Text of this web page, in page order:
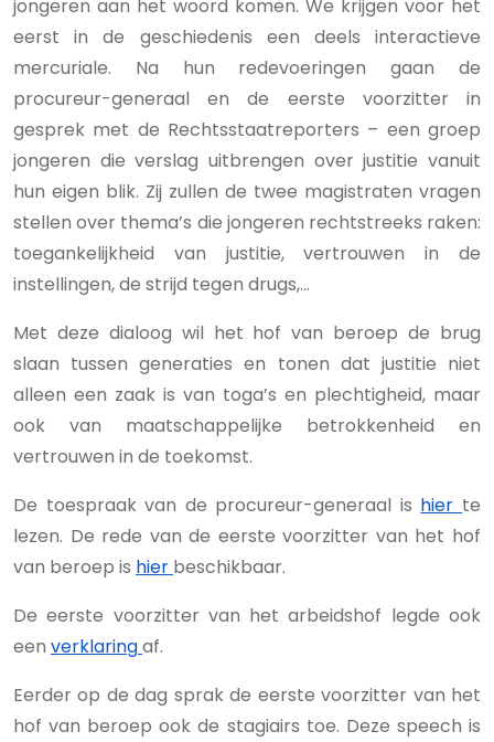
jongeren aan het woord komen. We krijgen voor het
eerst in de geschiedenis een deels interactieve
mercuriale. Na hun redevoeringen gaan de
procureur-generaal en de eerste voorzitter in
gesprek met de Rechtsstaatreporters – een groep
jongeren die verslag uitbrengen over justitie vanuit
hun eigen blik. Zij zullen de twee magistraten vragen
stellen over thema’s die jongeren rechtstreeks raken:
toegankelijkheid van justitie, vertrouwen in de
instellingen, de strijd tegen drugs,...
Met deze dialoog wil het hof van beroep de brug
slaan tussen generaties en tonen dat justitie niet
alleen een zaak is van toga’s en plechtigheid, maar
ook van maatschappelijke betrokkenheid en
vertrouwen in de toekomst.
De toespraak van de procureur-generaal is hier te
lezen. De rede van de eerste voorzitter van het hof
van beroep is hier beschikbaar.
De eerste voorzitter van het arbeidshof legde ook
een verklaringaf.
Eerder op de dag sprak de eerste voorzitter van het
hof van beroep ook de stagiairs toe. Deze speech is